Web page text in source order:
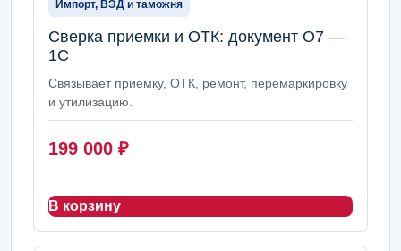
Импорт, ВЭД и таможня
Сверка приемки и ОТК: документ О7 —
1С
Связывает приемку, ОТК, ремонт, перемаркировку
и утилизацию.
199 000 ₽
В корзину